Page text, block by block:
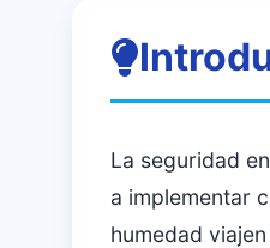
La seguridad
a implementar
humedad